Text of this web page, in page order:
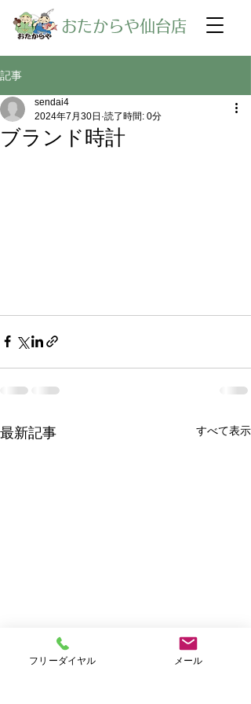
​おたからや仙台店
記事
ブランド時計
sendai4
2024年7月30日 読了時間: 0分
最新記事 すべて表示
フリーダイヤル メール